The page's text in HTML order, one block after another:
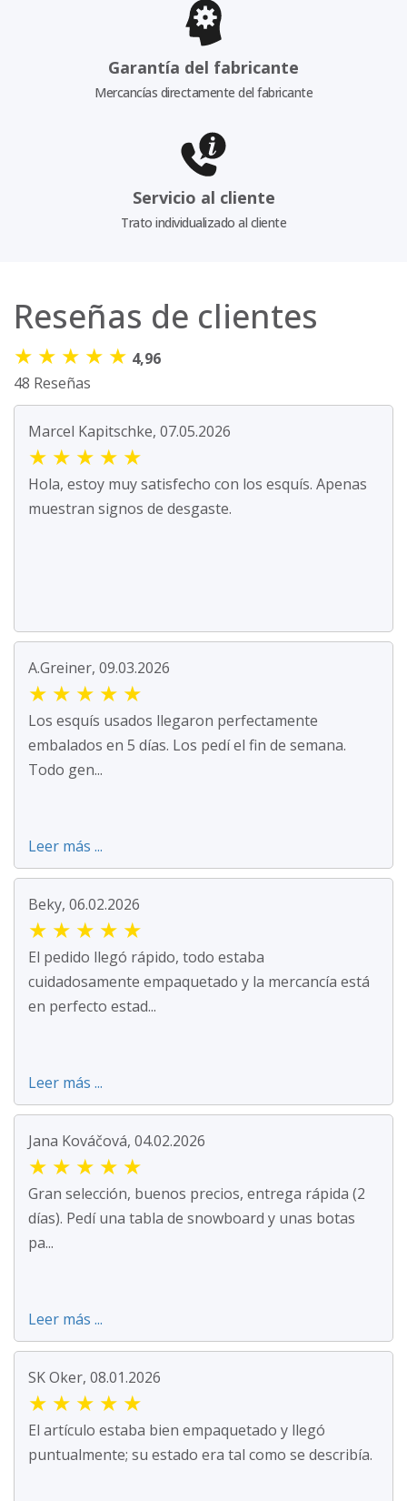
Garantía del fabricante
Mercancías directamente del fabricante
Servicio al cliente
Trato individualizado al cliente
Reseñas de clientes
★ ★ ★ ★ ★ 4,96
48 Reseñas
Marcel Kapitschke, 07.05.2026
★ ★ ★ ★ ★
Hola, estoy muy satisfecho con los esquís. Apenas
muestran signos de desgaste.
A.Greiner, 09.03.2026
★ ★ ★ ★ ★
Los esquís usados llegaron perfectamente
embalados en 5 días. Los pedí el fin de semana.
Todo gen...
Leer más ...
Beky, 06.02.2026
★ ★ ★ ★ ★
El pedido llegó rápido, todo estaba
cuidadosamente empaquetado y la mercancía está
en perfecto estad...
Leer más ...
Jana Kováčová, 04.02.2026
★ ★ ★ ★ ★
Gran selección, buenos precios, entrega rápida (2
días). Pedí una tabla de snowboard y unas botas
pa...
Leer más ...
SK Oker, 08.01.2026
★ ★ ★ ★ ★
El artículo estaba bien empaquetado y llegó
puntualmente; su estado era tal como se describía.